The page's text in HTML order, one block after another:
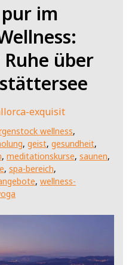
im
Ruhe über
exquisit
wellness,
, geist, gesundheit,
, meditationskurse, saunen,
, spa-bereich,
, wellness-